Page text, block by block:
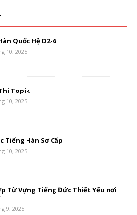
Quốc Hệ D2-6
10, 2025
Topik
10, 2025
Tiếng Hàn Sơ Cấp
10, 2025
Từ Vựng Tiếng Đức Thiết Yếu nơi
9, 2025